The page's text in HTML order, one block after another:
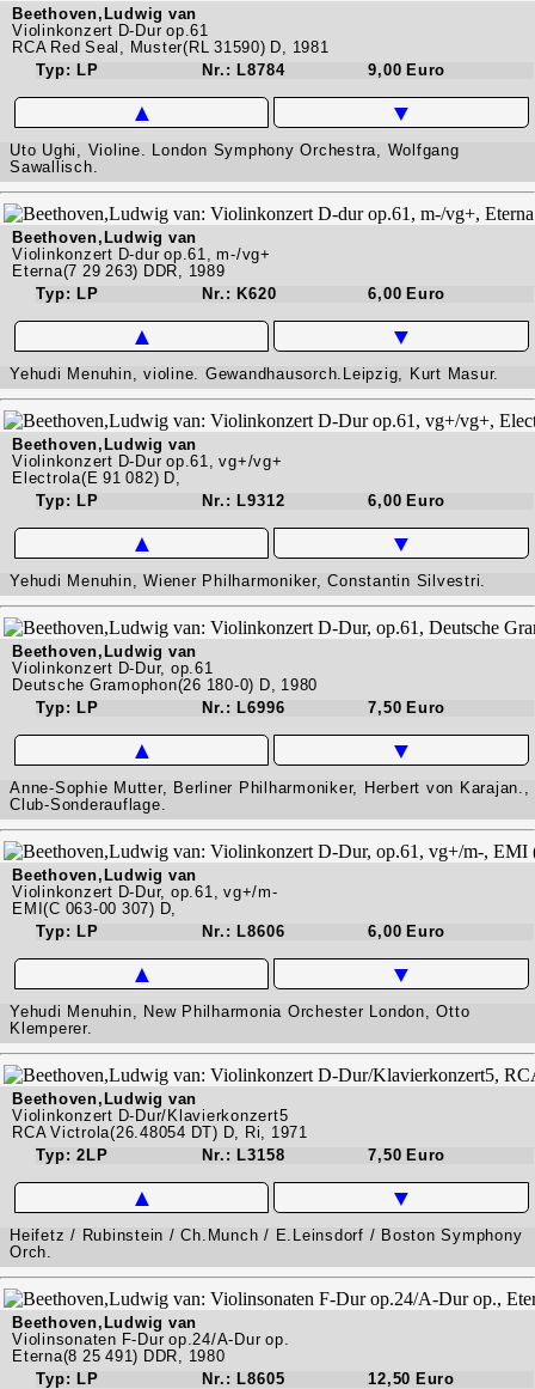
Beethoven,Ludwig van
Violinkonzert D-Dur op.61
RCA Red Seal, Muster(RL 31590) D, 1981
Typ: LP
Nr.: L8784 9,00 Euro
▲ ▼
Uto Ughi, Violine. London Symphony Orchestra, Wolfgang
Sawallisch.
Beethoven,Ludwig van
Violinkonzert D-dur op.61, m-/vg+
Eterna(7 29 263) DDR, 1989
Typ: LP
Nr.: K620 6,00 Euro
▲ ▼
Yehudi Menuhin, violine. Gewandhausorch.Leipzig, Kurt Masur.
Beethoven,Ludwig van
Violinkonzert D-Dur op.61, vg+/vg+
Electrola(E 91 082) D,
Typ: LP
Nr.: L9312 6,00 Euro
▲ ▼
Yehudi Menuhin, Wiener Philharmoniker, Constantin Silvestri.
Beethoven,Ludwig van
Violinkonzert D-Dur, op.61
Deutsche Gramophon(26 180-0) D, 1980
Typ: LP
Nr.: L6996 7,50 Euro
▲ ▼
Anne-Sophie Mutter, Berliner Philharmoniker, Herbert von Karajan.,
Club-Sonderauflage.
Beethoven,Ludwig van
Violinkonzert D-Dur, op.61, vg+/m-
EMI(C 063-00 307) D,
Typ: LP
Nr.: L8606 6,00 Euro
▲ ▼
Yehudi Menuhin, New Philharmonia Orchester London, Otto
Klemperer.
Beethoven,Ludwig van
Violinkonzert D-Dur/Klavierkonzert5
RCA Victrola(26.48054 DT) D, Ri, 1971
Typ: 2LP
Nr.: L3158 7,50 Euro
▲ ▼
Heifetz / Rubinstein / Ch.Munch / E.Leinsdorf / Boston Symphony
Orch.
Beethoven,Ludwig van
Violinsonaten F-Dur op.24/A-Dur op.
Eterna(8 25 491) DDR, 1980
Typ: LP
Nr.: L8605 12,50 Euro